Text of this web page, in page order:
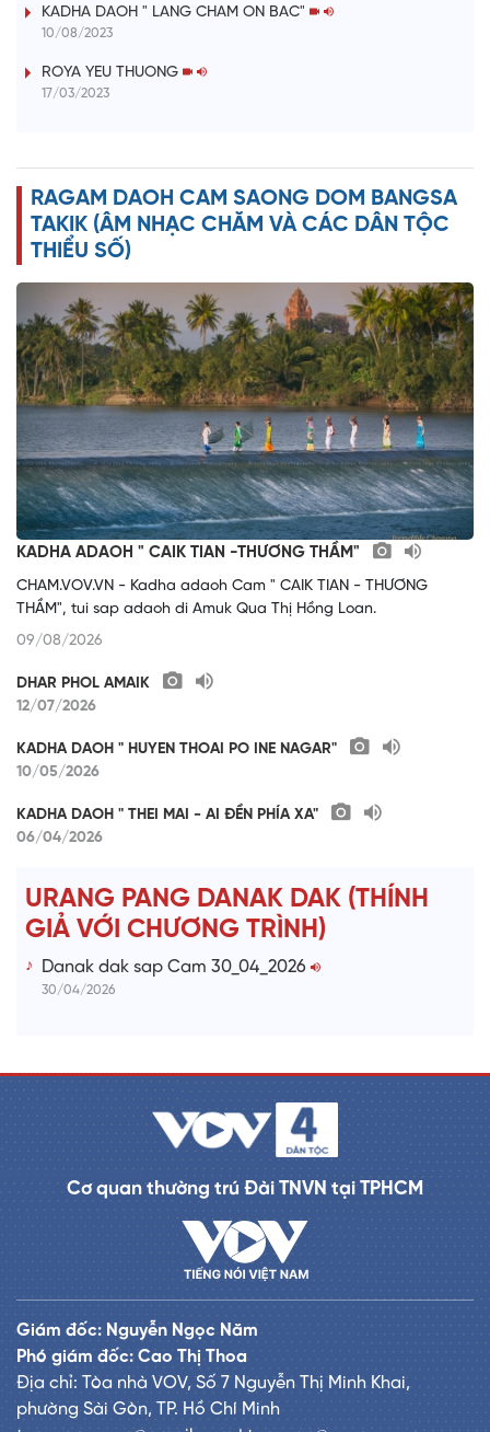
V
e
o
KADHA DAOH " LANG CHAM ON BAC"
10/08/2023
ROYA YEU THUONG
17/03/2023
RAGAM DAOH CAM SAONG DOM BANGSA
TAKIK (ÂM NHẠC CHĂM VÀ CÁC DÂN TỘC
THIỂU SỐ)
KADHA ADAOH " CAIK TIAN -THƯƠNG THẦM"
CHAM.VOV.VN - Kadha adaoh Cam " CAIK TIAN - THƯƠNG
THẦM", tui sap adaoh di Amuk Qua Thị Hồng Loan.
09/08/2026
DHAR PHOL AMAIK
12/07/2026
KADHA DAOH " HUYEN THOAI PO INE NAGAR"
10/05/2026
KADHA DAOH " THEI MAI - AI ĐỀN PHÍA XA"
06/04/2026
URANG PANG DANAK DAK (THÍNH
GIẢ VỚI CHƯƠNG TRÌNH)
Danak dak sap Cam 30_04_2026
30/04/2026
Cơ quan thường trú Đài TNVN tại TPHCM
Giám đốc: Nguyễn Ngọc Năm
Phó giám đốc: Cao Thị Thoa
Địa chỉ: Tòa nhà VOV, Số 7 Nguyễn Thị Minh Khai,
phường Sài Gòn, TP. Hồ Chí Minh